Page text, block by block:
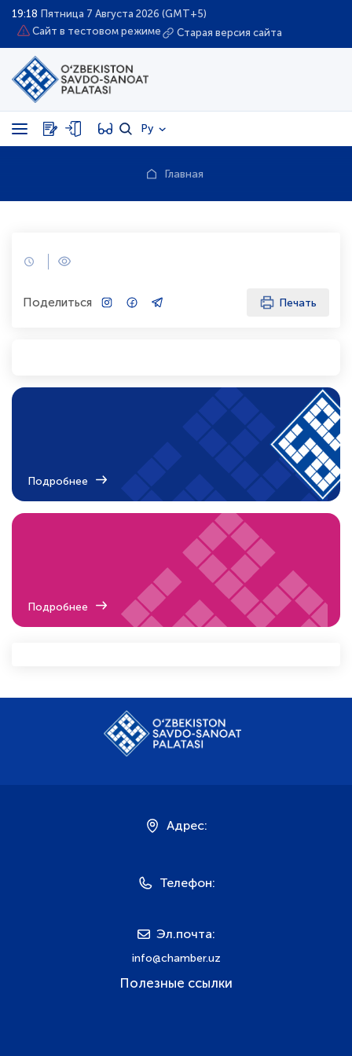
19:18 Пятница 7 Августа 2026 (GMT+5)
Сайт в тестовом режиме
Старая версия сайта
Ру
Главная
Поделиться Печать
Подробнее
Подробнее
Адрес:
Телефон:
Эл.почта:
info@chamber.uz
Полезные ссылки